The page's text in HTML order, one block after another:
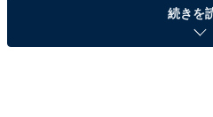
像を1枚ずつ閲覧していまし
枚の画像を一覧で見られるよ
続きを